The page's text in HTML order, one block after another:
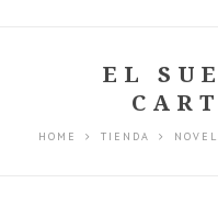
EL
HOME TIENDA